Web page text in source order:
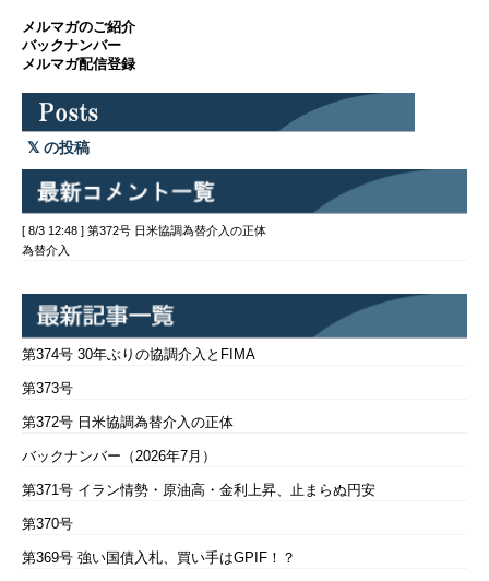
メルマガのご紹介
バックナンバー
メルマガ配信登録
の投稿
[ 8/3 12:48 ] 第372号 日米協調為替介入の正体
為替介入
第374号 30年ぶりの協調介入とFIMA
第373号
第372号 日米協調為替介入の正体
バックナンバー（2026年7月）
第371号 イラン情勢・原油高・金利上昇、止まらぬ円安
第370号
第369号 強い国債入札、買い手はGPIF！？